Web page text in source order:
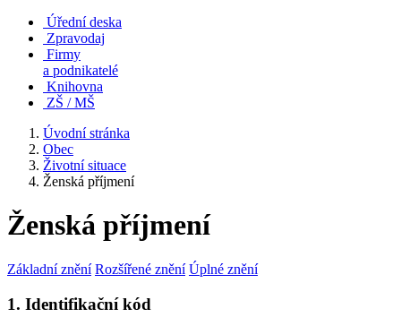
Úřední deska
Zpravodaj
Firmy
a podnikatelé
Knihovna
ZŠ / MŠ
Úvodní stránka
Obec
Životní situace
Ženská příjmení
Ženská příjmení
Základní znění Rozšířené znění Úplné znění
1. Identifikační kód